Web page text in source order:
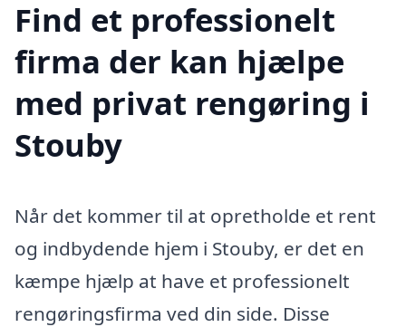
Find et professionelt
firma der kan hjælpe
med privat rengøring i
Stouby
Når det kommer til at opretholde et rent
og indbydende hjem i Stouby, er det en
kæmpe hjælp at have et professionelt
rengøringsfirma ved din side. Disse